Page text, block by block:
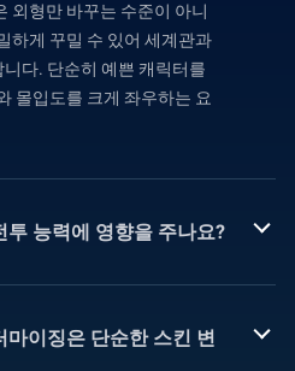
외형만 바꾸는 수준이 아니
하게 꾸밀 수 있어 세계관과
다. 단순히 예쁜 캐릭터를
몰입도를 크게 좌우하는 요
능력에 영향을 주나요?
이징은 단순한 스킨 변